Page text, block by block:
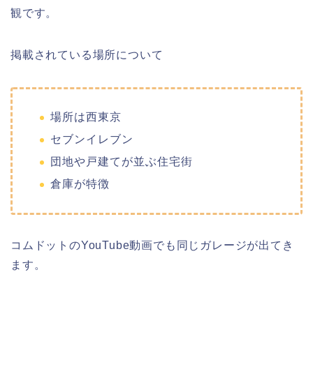
観です。
掲載されている場所について
場所は西東京
セブンイレブン
団地や戸建てが並ぶ住宅街
倉庫が特徴
コムドットのYouTube動画でも同じガレージが出てき
ます。